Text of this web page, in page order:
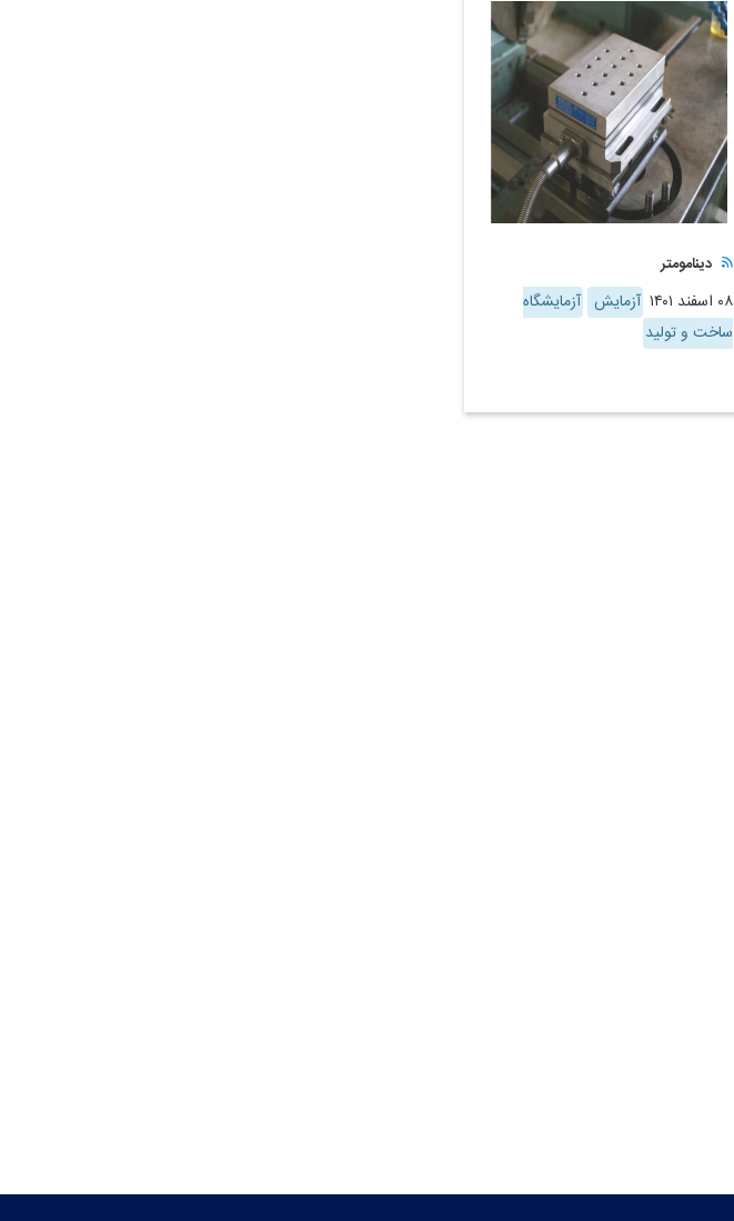
دینامومتر
۰۸ اسفند ۱۴۰۱ آزمایش آزمایشگاه
ساخت و تولید